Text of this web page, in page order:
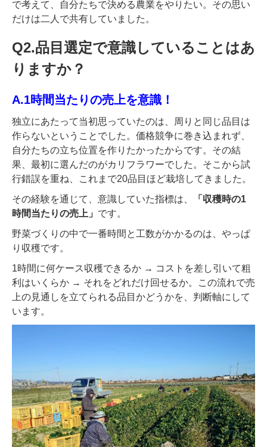
で考えて、自分たちで決める農業をやりたい。その思い
だけは二人で共有していました。
Q2.品目選定で意識していることはあ
りますか？
A.1時間当たりの売上を意識！
独立にあたって当初思っていたのは、周りと同じ品目は
作らないということでした。価格競争に巻き込まれず、
自分たちの立ち位置を作りたかったからです。その結
果、最初に選んだのがカリフラワーでした。そこから試
行錯誤を重ね、これまで20品目ほど栽培してきました。
その経験を通じて、意識していた指標は、
「収穫時の1
時間当たりの売上」 です。
野菜づくりの中で一番時間と工数がかかるのは、やっぱ
り収穫です。
1時間に何ケース収穫できるか → コストを差し引いて粗
利はいくらか → それをどれだけ回せるか。この流れで売
上の見通しを立てられる品目かどうかを、判断軸にして
います。